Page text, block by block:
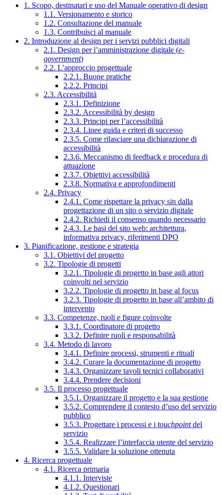
1. Scopo, destinatari e uso del Manuale operativo di design
1.1. Versionamento e storico
1.2. Consultazione del manuale
1.3. Contribuisci al manuale
2. Introduzione al design per i servizi pubblici digitali
2.1. Design per l’amministrazione digitale (e-
government)
2.2. L’approccio progettuale
2.2.1. Buone pratiche
2.2.2. Principi
2.3. Accessibilità
2.3.1. Definizione
2.3.2. Accessibilità by design
2.3.3. Principi per l’accessibilità
2.3.4. Linee guida e criteri di successo
2.3.5. Come rilasciare una dichiarazione di
accessibilità
2.3.6. Meccanismo di feedback e procedura di
attuazione
2.3.7. Obiettivi accessibilità
2.3.8. Normativa e approfondimenti
2.4. Privacy
2.4.1. Come rispettare la privacy sin dalla
progettazione di un sito o servizio digitale
2.4.2. Richiedi il consenso quando necessario
2.4.3. Le basi del sito web: architettura,
informativa privacy, riferimenti DPO
3. Pianificazione, gestione e strategia
3.1. Obiettivi del progetto
3.2. Tipologie di progetti
3.2.1. Tipologie di progetto in base agli attori
coinvolti nel servizio
3.2.2. Tipologie di progetto in base al focus
3.2.3. Tipologie di progetto in base all’ambito di
intervento
3.3. Competenze, ruoli e figure coinvolte
3.3.1. Coordinatore di progetto
3.3.2. Definire ruoli e responsabilità
3.4. Metodo di lavoro
3.4.1. Definire processi, strumenti e rituali
3.4.2. Curare la documentazione di progetto
3.4.3. Organizzare tavoli tecnici collaborativi
3.4.4. Prendere decisioni
3.5. Il processo progettuale
3.5.1. Organizzare il progetto e la sua gestione
3.5.2. Comprendere il contesto d’uso del servizio
pubblico
3.5.3. Progettare i processi e i touchpointdel
servizio
3.5.4. Realizzare l’interfaccia utente del servizio
3.5.5. Validare la soluzione ottenuta
4. Ricerca progettuale
4.1. Ricerca primaria
4.1.1. Interviste
4.1.2. Questionari